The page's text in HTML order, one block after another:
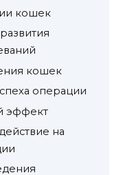
кошек
кошек
операции
эффект
на